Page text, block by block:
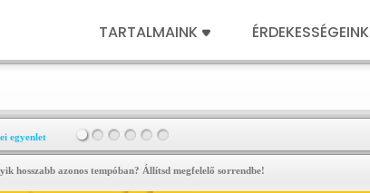
TARTALMAINK ÉRDEKESSÉGEINK